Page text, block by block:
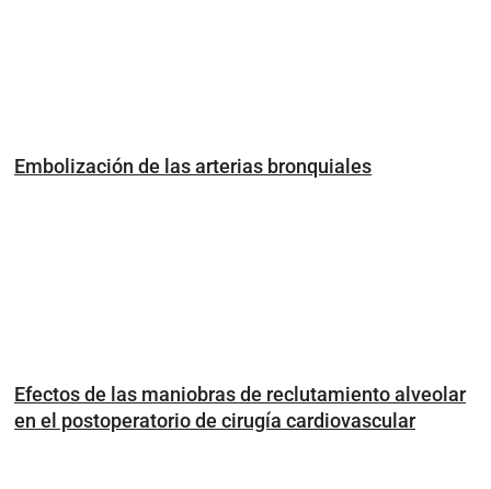
Embolización de las arterias bronquiales
Efectos de las maniobras de reclutamiento alveolar
en el postoperatorio de cirugía cardiovascular